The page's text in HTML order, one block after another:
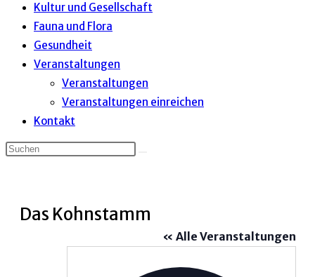
Kultur und Gesellschaft
Fauna und Flora
Gesundheit
Veranstaltungen
Veranstaltungen
Veranstaltungen einreichen
Kontakt
Das Kohnstamm
« Alle Veranstaltungen